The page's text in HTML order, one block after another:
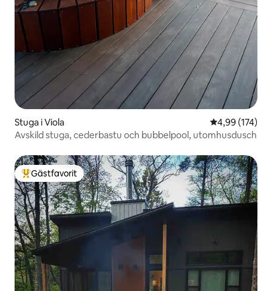
Stuga i Viola 4,99 av 5 i
4,99 (174)
Avskild stuga, cederbastu och bubbelpool, utomhusdusch
Populär gästfavorit
Gästfavorit